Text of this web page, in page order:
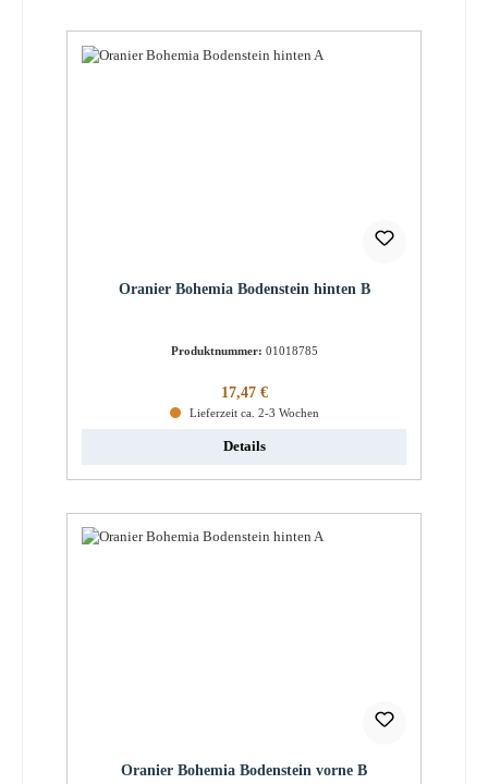
Oranier Bohemia Bodenstein hinten B
Produktnummer: 01018785
Regulärer Preis:
17,47 €
Lieferzeit ca. 2-3 Wochen
Details
Oranier Bohemia Bodenstein vorne B